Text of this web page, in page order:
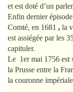
et est doté d’un
Enfin dernier
Comté, en 1681 , la
est assiégée par les
capituler.
Le 1er mai 1756 est
la Prusse entre la
la couronne